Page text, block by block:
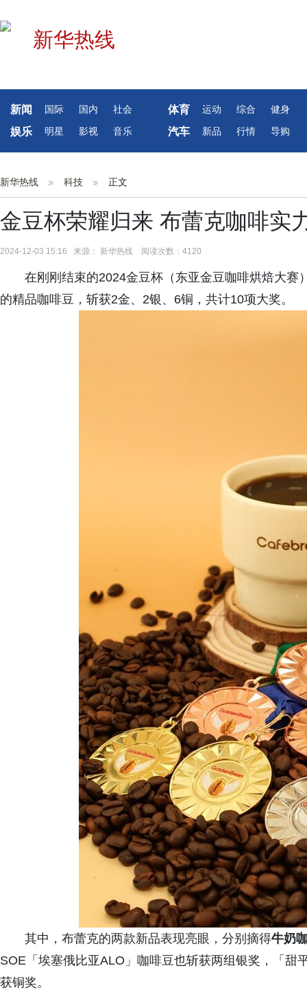
新闻 国际 国内 社会 体育 运动 综合 健身
娱乐 明星 影视 音乐 汽车 新品 行情 导购
新华热线 科技 正文
金豆杯荣耀归来 布蕾克咖啡实
2024-12-03 15:16 来源： 新华热线 阅读次数：4120
在刚刚结束的2024金豆杯（东亚金豆咖啡烘焙大赛
的精品咖啡豆，斩获2金、2银、6铜，共计10项大奖。
其中，布蕾克的两款新品表现亮眼，分别摘得牛奶
SOE「埃塞俄比亚ALO」咖啡豆也斩获两组银奖，「甜
获铜奖。